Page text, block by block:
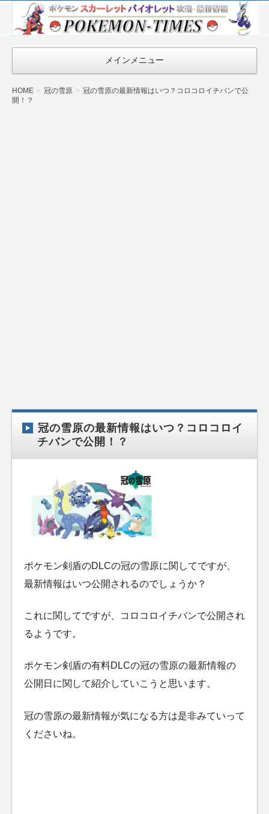
ポケモン最新
情報まとめ
『POKEMON-
TIMES』
メインメニュー
HOME 冠の雪原
冠の雪原の最新情報はいつ？コロコロイチバンで公
開！？
冠の雪原の最新情報はいつ？コロコロイ
チバンで公開！？
ポケモン剣盾のDLCの冠の雪原に関してですが、
最新情報はいつ公開されるのでしょうか？
これに関してですが、コロコロイチバンで公開され
るようです。
ポケモン剣盾の有料DLCの冠の雪原の最新情報の
公開日に関して紹介していこうと思います。
冠の雪原の最新情報が気になる方は是非みていって
くださいね。